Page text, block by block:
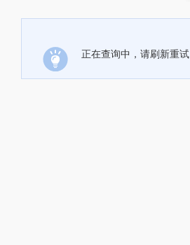
正在查询中，请刷新重试